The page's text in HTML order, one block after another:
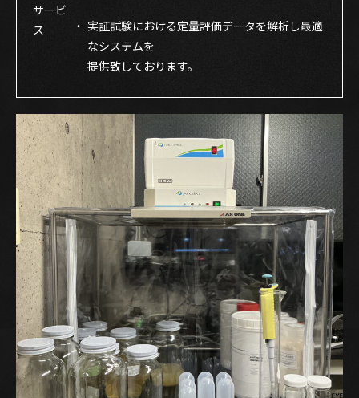
サービ
ス
・ 実証試験における定量評価データを解析し最適
なシステムを
提供致しております。